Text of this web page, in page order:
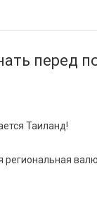
перед
Таиланд!
региональная